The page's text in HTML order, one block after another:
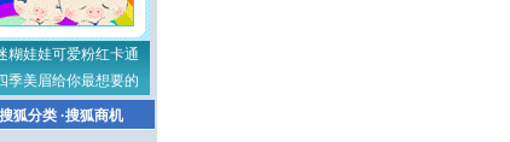
糊娃娃可爱粉红卡通
季美眉给你最想要的
搜狐分类·搜狐商机